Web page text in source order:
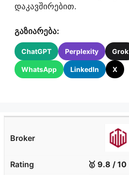
დაკავშირებით.
გაზიარება:
ChatGPT Perplexity Grok
WhatsApp LinkedIn X
🥇 9.8 / 10